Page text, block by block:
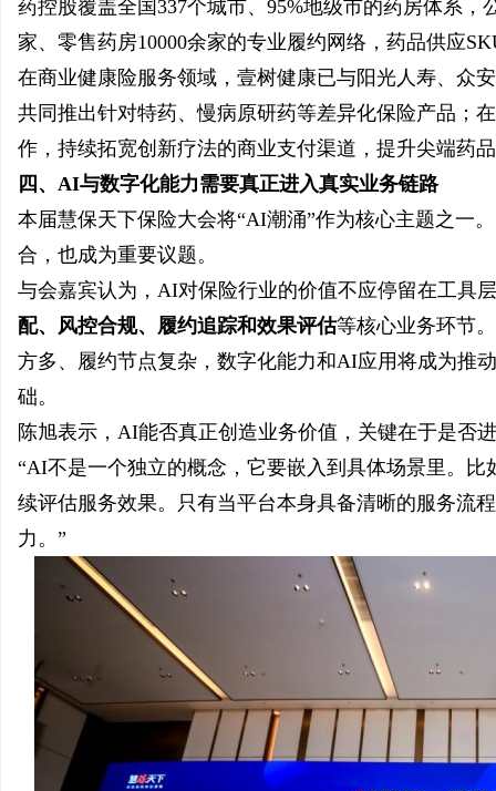
药控股覆盖全国337个城市、95%地级市的药房体系
家、零售药房10000余家的专业履约网络，药品供应
在商业健康险服务领域，壹树健康已与阳光人寿、众
共同推出针对特药、慢病原研药等差异化保险产品；
作，持续拓宽创新疗法的商业支付渠道，提升尖端药
四、AI与数字化能力需要真正进入真实业务链路
本届慧保天下保险大会将“AI潮涌”作为核心主题之一
合，也成为重要议题。
与会嘉宾认为，AI对保险行业的价值不应停留在工具
配、风控合规、履约追踪和效果评估等核心业务环节
方多、履约节点复杂，数字化能力和AI应用将成为推
础。
陈旭表示，AI能否真正创造业务价值，关键在于是否
“AI不是一个独立的概念，它要嵌入到具体场景里。
续评估服务效果。只有当平台本身具备清晰的服务流
力。”